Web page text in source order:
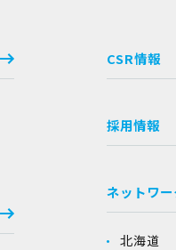
CSR情報
採用情報
ネットワー
北海道